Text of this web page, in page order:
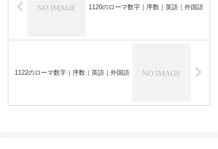
1120のローマ数字｜序数｜英語｜外国語
1122のローマ数字｜序数｜英語｜外国語